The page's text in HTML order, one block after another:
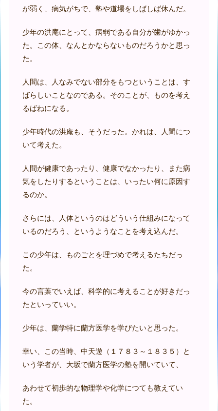
が弱く、病気がちで、塾や道場をしばしば休んだ。
少年の洪庵にとって、病弱である自分が歯がゆかっ
た。この体、なんとかならないものだろうかと思っ
た。
人間は、人なみでない部分をもつということは、す
ばらしいことなのである。そのことが、ものを考え
るばねになる。
少年時代の洪庵も、そうだった。かれは、人間につ
いて考えた。
人間が健康であったり、健康でなかったり、また病
気をしたりするということは、いったい何に原因す
るのか。
さらには、人体というのはどういう仕組みになって
いるのだろう、というようなことを考え込んだ。
この少年は、ものごとを理づめで考えるたちだっ
た。
今の言葉でいえば、科学的に考えることが好きだっ
たといっていい。
少年は、蘭学特に蘭方医学を学びたいと思った。
幸い、この当時、中天遊（１７８３～１８３５）と
いう学者が、大坂で蘭方医学の塾を開いていて、
あわせて初歩的な物理学や化学につても教えてい
た。